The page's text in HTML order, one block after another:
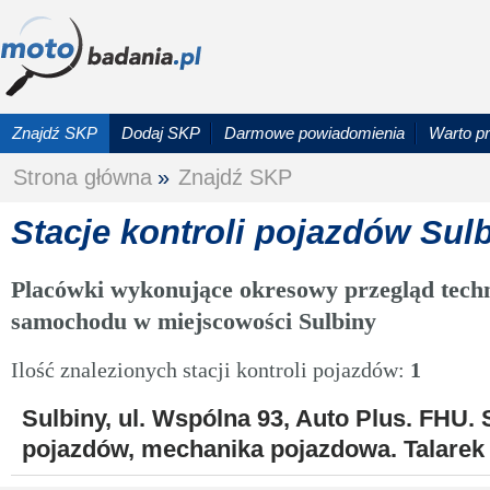
Znajdź SKP Dodaj SKP Darmowe powiadomienia Warto
Strona główna » Znajdź SKP
Stacje kontroli pojazdów
Placówki wykonujące okresowy przegląd
samochodu w miejscowości Sulbiny
Ilość znalezionych stacji kontroli pojazdów: 1
Sulbiny, ul. Wspólna 93, Auto Plus. FHU.
pojazdów, mechanika pojazdowa. Talarek